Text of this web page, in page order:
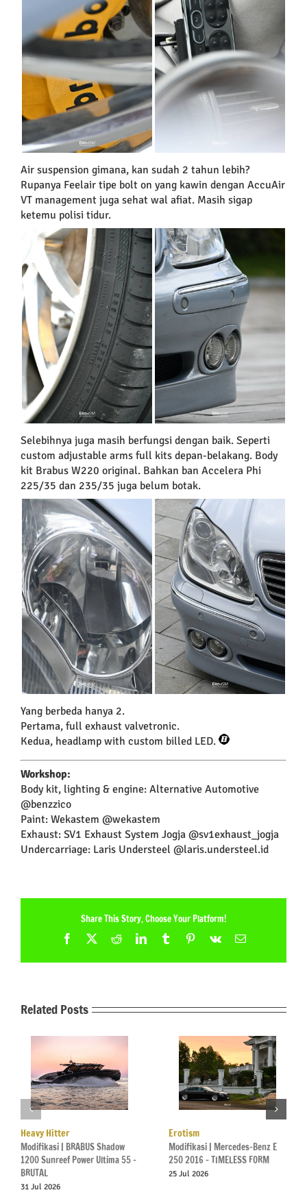
Air suspension gimana, kan sudah 2 tahun lebih?
Rupanya Feelair tipe bolt on yang kawin dengan AccuAir
VT management juga sehat wal afiat. Masih sigap
ketemu polisi tidur.
Selebihnya juga masih berfungsi dengan baik. Seperti
custom adjustable arms full kits depan-belakang. Body
kit Brabus W220 original. Bahkan ban Accelera Phi
225/35 dan 235/35 juga belum botak.
Yang berbeda hanya 2.
Pertama, full exhaust valvetronic.
Kedua, headlamp with custom billed LED.
Workshop:
Body kit, lighting & engine: Alternative Automotive
@benzzico
Paint: Wekastem @wekastem
Exhaust: SV1 Exhaust System Jogja @sv1exhaust_jogja
Undercarriage: Laris Understeel @laris.understeel.id
Share This Story, Choose Your Platform!
Facebook
X RedditLinkedInTumblrPinterest
Vk Email
Related Posts
Heavy Hitter
Modifikasi | BRABUS Shadow
1200 Sunreef Power Ultima 55 –
BRUTAL
31 Jul 2026
Erotism
Modifikasi | Mercedes-Benz E
250 2016 – TIMELESS FORM
25 Jul 2026